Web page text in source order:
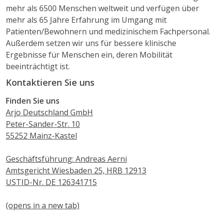
mehr als 6500 Menschen weltweit und verfügen über
mehr als 65 Jahre Erfahrung im Umgang mit
Patienten/Bewohnern und medizinischem Fachpersonal.
Außerdem setzen wir uns für bessere klinische
Ergebnisse für Menschen ein, deren Mobilität
beeinträchtigt ist.
Kontaktieren Sie uns
Finden Sie uns
Arjo Deutschland GmbH
Peter-Sander-Str. 10
55252 Mainz-Kastel
Geschäftsführung: Andreas Aerni
Amtsgericht Wiesbaden 25, HRB 12913
USTID-Nr. DE 126341715
(opens in a new tab)